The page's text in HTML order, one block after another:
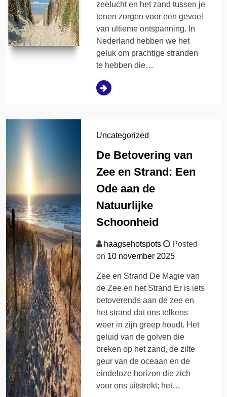
zeelucht en het zand tussen je
tenen zorgen voor een gevoel
van ultieme ontspanning. In
Nederland hebben we het
geluk om prachtige stranden
te hebben die…
Uncategorized
De Betovering van
Zee en Strand: Een
Ode aan de
Natuurlijke
Schoonheid
haagsehotspots
Posted
on 10 november 2025
Zee en Strand De Magie van
de Zee en het Strand Er is iets
betoverends aan de zee en
het strand dat ons telkens
weer in zijn greep houdt. Het
geluid van de golven die
breken op het zand, de zilte
geur van de oceaan en de
eindeloze horizon die zich
voor ons uitstrekt; het…